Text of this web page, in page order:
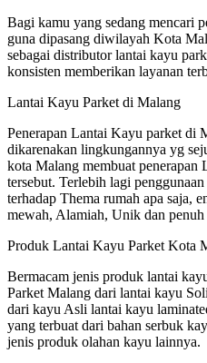
Bagi kamu yang sedang mencari
guna dipasang diwilayah Kota
sebagai distributor lantai kayu
konsisten memberikan layanan
Lantai Kayu Parket di Malang
Penerapan Lantai Kayu parket di
dikarenakan lingkungannya yg
kota Malang membuat penerapan
tersebut. Terlebih lagi
terhadap Thema rumah apa saja,
mewah, Alamiah, Unik dan penuh
Produk Lantai Kayu Parket Kota
Bermacam jenis produk lantai
Parket Malang dari lantai kayu
dari kayu Asli lantai kayu
yang terbuat dari bahan serbuk
jenis produk olahan kayu lainnya.